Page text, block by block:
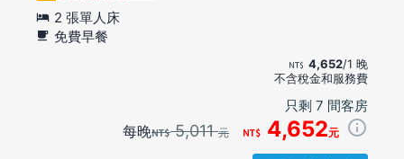
2 張單人床
免費早餐
4,652/1 晚
不含稅金和服務費
只剩 7 間客房
每晚 5,011元 4,652元